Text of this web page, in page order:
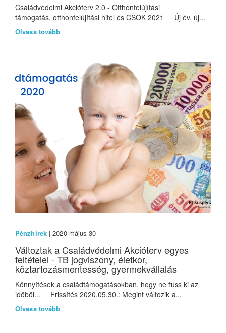
Családvédelmi Akcióterv 2.0 - Otthonfelújítási
támogatás, otthonfelújítási hitel és CSOK 2021 Új év, új...
Olvass tovább
Pénzhírek| 2020 május 30
Változtak a Családvédelmi Akcióterv egyes
feltételei - TB jogviszony, életkor,
köztartozásmentesség, gyermekvállalás
Könnyítések a családtámogatásokban, hogy ne fuss ki az
időből... Frissítés 2020.05.30.: Megint változik a...
Olvass tovább